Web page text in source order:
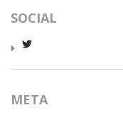
SOCIAL
worldcatred
anzeigen
META